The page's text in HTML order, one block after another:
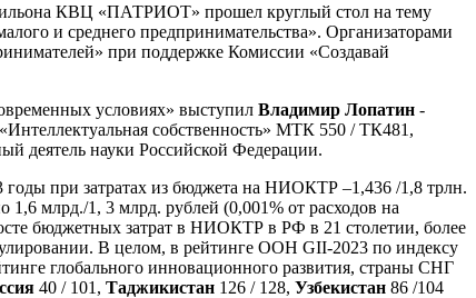
КВЦ «ПАТРИОТ» прошел круглый стол на тему
и среднего предпринимательства». Организаторами
при поддержке Комиссии «Создавай
условиях» выступил Владимир Лопатин -
собственность» МТК 550 / ТК481,
деятель науки Российской Федерации.
годы при затратах из бюджета на НИОКТР –1,436 /1,8 трлн.
1,6 млрд./1, 3 млрд. рублей (0,001% от расходов на
бюджетных затрат в НИОКТР в РФ в 21 столетии, более
В целом, в рейтинге ООН GII-2023 по индексу
глобального инновационного развития, страны СНГ
40 / 101, Таджикистан 126 / 128, Узбекистан 86 /104